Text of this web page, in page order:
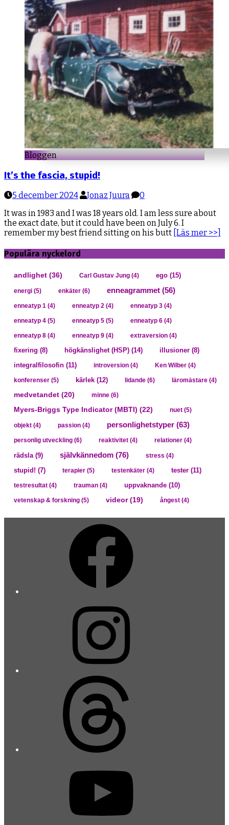
Bloggen
It’s the fascia, stupid!
5 december 2024 Jonaz Juura
0
It was in 1983 and I was 18 years old. I am less sure about
the exact date, but it could have been on July 6. I
remember my best friend sitting on his butt [Läs mer >>]
Populära nyckelord
andlighet (36) Carl Gustav Jung (4) ego (15)
energi (5) enkäter (6) enneagrammet (56)
enneatyp 1 (4) enneatyp 2 (4) enneatyp 3 (4)
enneatyp 4 (5) enneatyp 5 (5) enneatyp 6 (4)
enneatyp 8 (4) enneatyp 9 (4) extraversion (4)
fixering (8) högkänslighet (HSP) (14) illusioner (8)
integralfilosofin (11) introversion (4) Ken Wilber (4)
konferenser (5) kärlek (12) lidande (6) läromästare (4)
medvetandet (20) minne (6)
Myers-Briggs Type Indicator (MBTI) (22) nuet (5)
objekt (4) passion (4) personlighetstyper (63)
personlig utveckling (6) reaktivitet (4) relationer (4)
rädsla (9) självkännedom (76) stress (4)
stupid! (7) terapier (5) testenkäter (4) tester (11)
testresultat (4) trauman (4) uppvaknande (10)
vetenskap & forskning (5) videor(19) ångest (4)